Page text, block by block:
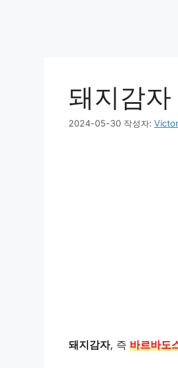
돼지감
2024-05-30 작성자:
돼지감자, 즉 바르바도